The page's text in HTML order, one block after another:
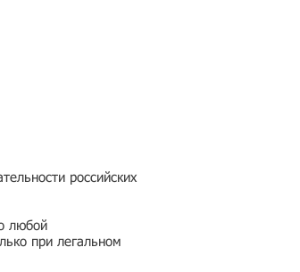
российских
любой
при легальном